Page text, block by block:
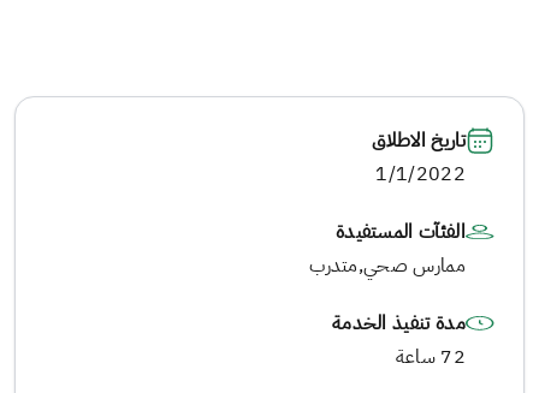
تاريخ الاطلاق
1/1/2022
الفئآت المستفيدة
ممارس صحي,متدرب
مدة تنفيذ الخدمة
72 ساعة